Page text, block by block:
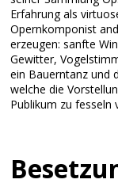
Erfahrung als
Opernkomponist
erzeugen: sanfte
Gewitter,
ein Bauerntanz und
welche die
Publikum zu fesseln